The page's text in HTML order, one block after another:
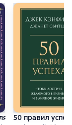
101 история
души. Чудеса
50 правил